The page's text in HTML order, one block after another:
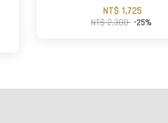
NT$ 1,725
NT$ 2,300 -25%